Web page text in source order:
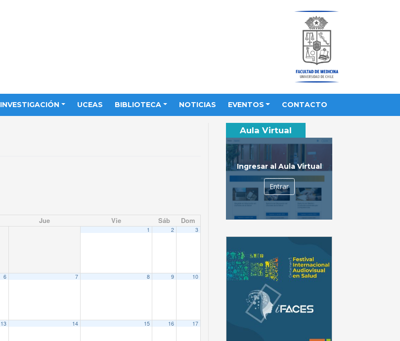
INVESTIGACIÓN UCEAS BIBLIOTECA NOTICIAS EVENTOS CONTACTO
Jue Vie Sáb Dom
1 2 3
6 7 8 9 10
13 14 15 16 17
Aula Virtual
Ingresar al Aula Virtual
Entrar